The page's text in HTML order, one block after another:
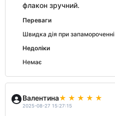
флакон зручний.
Переваги
Швидка дія при запамороченні
Недоліки
Немає
Валентина
2025-08-27 15:27:15